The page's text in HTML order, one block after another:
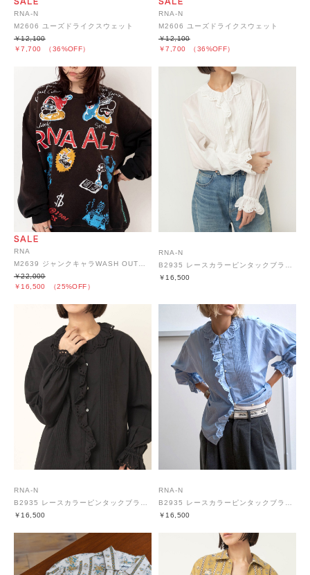
RNA-N
M2606 ユーズドライクスウェット
￥7,700 （36%OFF）
￥12,100
RNA-N
M2606 ユーズドライクスウェット
￥7,700 （36%OFF）
￥12,100
RNA
￥16,500 （25%OFF）
￥22,000
RNA-N
￥16,500
RNA-N
￥16,500
RNA-N
￥16,500